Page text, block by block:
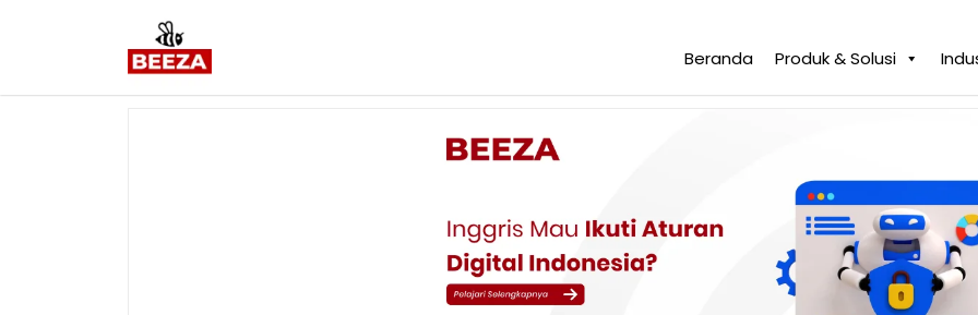
Beranda Produk & Solusi